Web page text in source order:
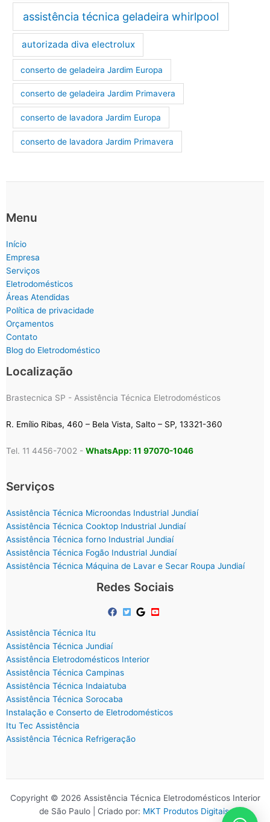
assistência técnica geladeira whirlpool
autorizada diva electrolux
conserto de geladeira Jardim Europa
conserto de geladeira Jardim Primavera
conserto de lavadora Jardim Europa
conserto de lavadora Jardim Primavera
Menu
Início
Empresa
Serviços
Eletrodomésticos
Áreas Atendidas
Política de privacidade
Orçamentos
Contato
Blog do Eletrodoméstico
Localização
Brastecnica SP - Assistência Técnica Eletrodomésticos
R. Emílio Ribas, 460 – Bela Vista, Salto – SP, 13321-360
Tel. 11 4456-7002 - WhatsApp: 11 97070-1046
Serviços
Assistência Técnica Microondas Industrial Jundiaí
Assistência Técnica Cooktop Industrial Jundiaí
Assistência Técnica forno Industrial Jundiaí
Assistência Técnica Fogão Industrial Jundiaí
Assistência Técnica Máquina de Lavar e Secar Roupa Jundiaí
Redes Sociais
Assistência Técnica Itu
Assistência Técnica Jundiaí
Assistência Eletrodomésticos Interior
Assistência Técnica Campinas
Assistência Técnica Indaiatuba
Assistência Técnica Sorocaba
Instalação e Conserto de Eletrodomésticos
Itu Tec Assistência
Assistência Técnica Refrigeração
Copyright © 2026 Assistência Técnica Eletrodomésticos Interior
de São Paulo | Criado por: MKT Produtos Digitais.